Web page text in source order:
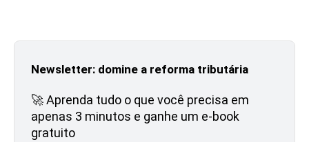
Newsletter: domine a reforma tributária
🚀 Aprenda tudo o que você precisa em
apenas 3 minutos e ganhe um e-book
gratuito